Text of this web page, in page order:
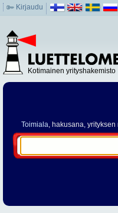
Kirjaudu
Kotimainen yrityshakemisto
Toimiala, hakusana, yrityksen